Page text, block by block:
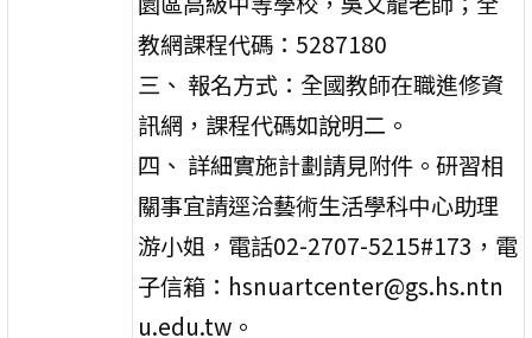
教網課程代碼：5287180
三、 報名方式：全國教師在職進修資
訊網，課程代碼如說明二。
四、 詳細實施計劃請見附件。研習相
關事宜請逕洽藝術生活學科中心助理
游小姐，電話02-2707-5215#173，電
子信箱：hsnuartcenter@gs.hs.ntn
u.edu.tw。